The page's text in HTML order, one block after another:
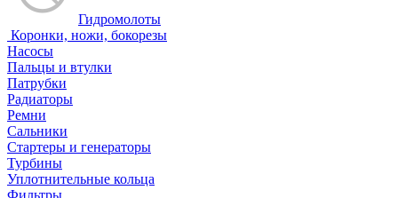
Гидромолоты
Коронки, ножи, бокорезы
Насосы
Пальцы и втулки
Патрубки
Радиаторы
Ремни
Сальники
Стартеры и генераторы
Турбины
Уплотнительные кольца